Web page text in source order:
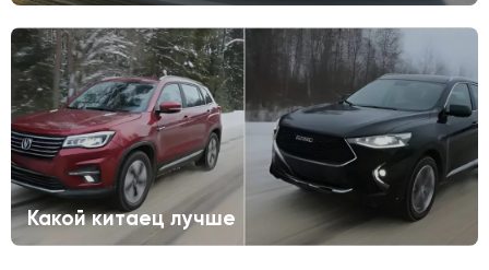
Какой китаец лучше